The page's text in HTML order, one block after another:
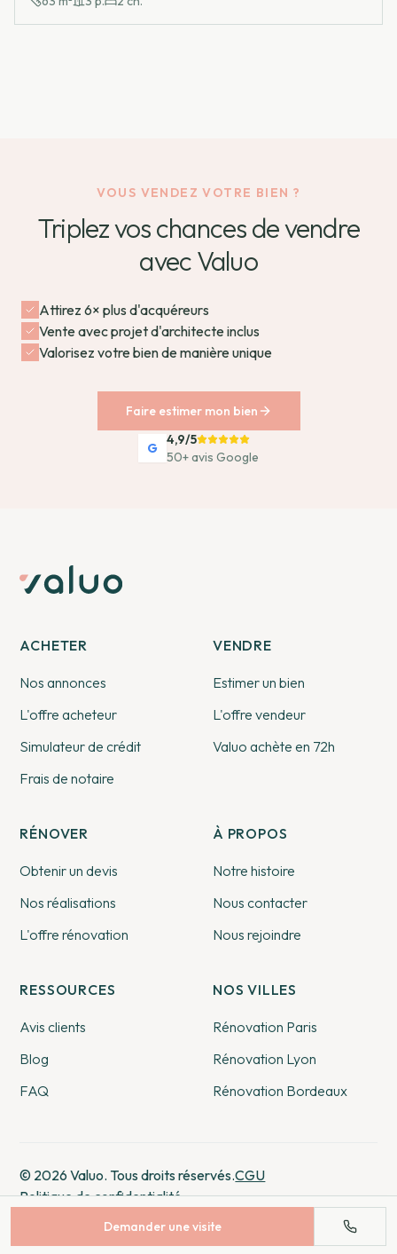
VOUS VENDEZ VOTRE BIEN ?
Triplez vos chances de vendre
avec Valuo
Attirez 6× plus d'acquéreurs
Vente avec projet d'architecte inclus
Valorisez votre bien de manière unique
Faire estimer mon bien
G
4,9/5
50+ avis Google
Demander une visite
ACHETER
Nos annonces
L'offre acheteur
Simulateur de crédit
Frais de notaire
VENDRE
Estimer un bien
L'offre vendeur
Valuo achète en 72h
RÉNOVER
Obtenir un devis
Nos réalisations
L'offre rénovation
À PROPOS
Notre histoire
Nous contacter
Nous rejoindre
RESSOURCES
Avis clients
Blog
FAQ
NOS VILLES
Rénovation Paris
Rénovation Lyon
Rénovation Bordeaux
© 2026 Valuo. Tous droits réservés.CGU
Politique de confidentialité